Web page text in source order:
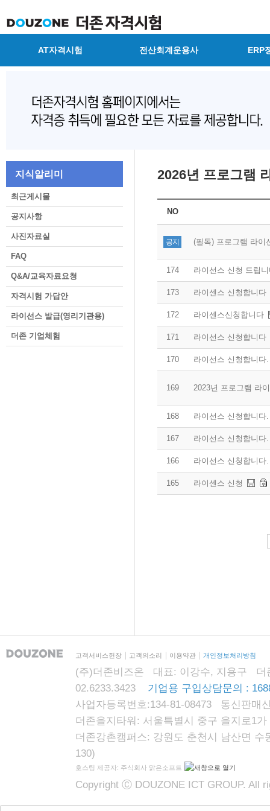
AT자격시험 전산회계운용사 ERP
지식알리미
최근게시물
공지사항
사진자료실
FAQ
Q&A/교육자료요청
자격시험 가답안
라이선스 발급(영리기관용)
더존 기업체험
2026년 프로그램
NO
공지 (필독) 프로그램 라이
174 라이선스 신청 드립
173 라이센스 신청합니다
172 라이센스신청합니다
171 라이선스 신청합니다
170 라이선스 신청합니다.
169 2023년 프로그램 라
168 라이선스 신청합니다.
167 라이선스 신청합니다.
166 라이선스 신청합니다.
165 라이센스 신청
고객서비스헌장 고객의소리 이용약관 개인정보처리방침
(주)더존비즈온 대표: 이강수, 지용구 더
02.6233.3423 기업용 구입상담문의 :
사업자등록번호:134-81-08473 통신판매
더존을지타워: 서울특별시 중구 을지로1
더존강촌캠퍼스: 강원도 춘천시 남산면
130)
호스팅 제공자: 주식회사 맑은소프트
Copyright Ⓒ DOUZONE ICT GROUP. All